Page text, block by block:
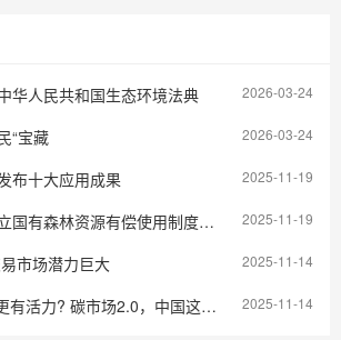
华人民共和国生态环境法典 2026-03-24
“宝藏 2026-03-24
布十大应用成果 2025-11-19
六部门：探索建立国有森林资源有偿使用制度，禁止将国有林场资源无偿划拨地方国有投融资平台 2025-11-19
市场潜力巨大 2025-11-14
买卖什么? 如何更有活力? 碳市场2.0，中国这样布局 2025-11-14